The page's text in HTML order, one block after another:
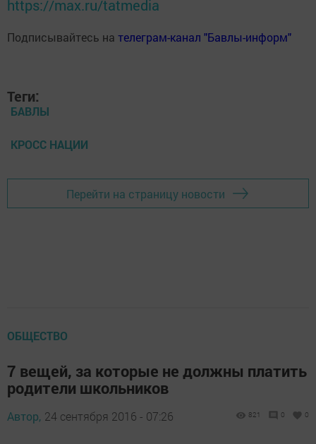
https://max.ru/tatmedia
Подписывайтесь на телеграм-канал "Бавлы-информ"
Теги:
БАВЛЫ
КРОСС НАЦИИ
Перейти на страницу новости
ОБЩЕСТВО
7 вещей, за которые не должны платить
родители школьников
Автор, 24 сентября 2016 - 07:26 821 0 0